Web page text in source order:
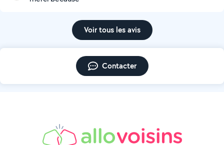
Voir tous les avis
Contacter